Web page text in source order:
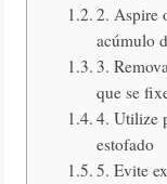
2. Aspire
acúmulo
3.
que se
4. Utilize
estofado
5. Evite